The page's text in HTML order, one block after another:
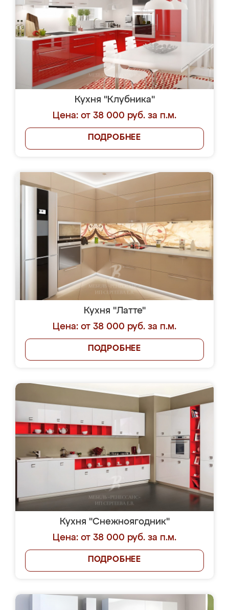
Кухня "Клубника"
Цена: от 38 000 руб. за п.м.
ПОДРОБНЕЕ
Кухня "Латте"
Цена: от 38 000 руб. за п.м.
ПОДРОБНЕЕ
Кухня "Снежноягодник"
Цена: от 38 000 руб. за п.м.
ПОДРОБНЕЕ